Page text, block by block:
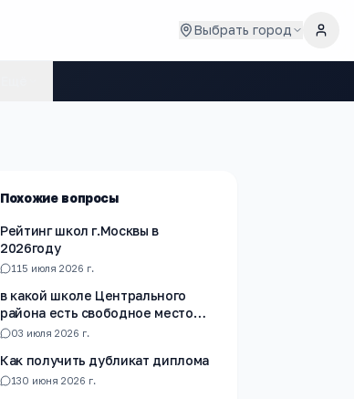
Выбрать город
Похожие вопросы
Рейтинг школ г.Москвы в
2026году
1 15 июля 2026 г.
в какой школе Центрального
района есть свободное место
для записи в 6 класс
03 июля 2026 г.
Как получить дубликат диплома
130 июня 2026 г.